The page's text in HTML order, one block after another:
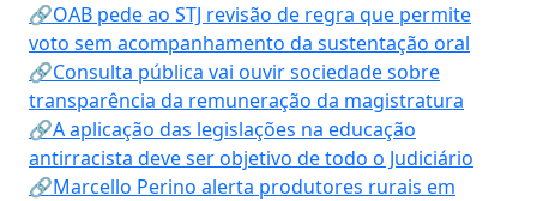
🔗OAB pede ao STJ revisão de regra que permite
voto sem acompanhamento da sustentação oral
🔗Consulta pública vai ouvir sociedade sobre
transparência da remuneração da magistratura
🔗A aplicação das legislações na educação
antirracista deve ser objetivo de todo o Judiciário
🔗Marcello Perino alerta produtores rurais em